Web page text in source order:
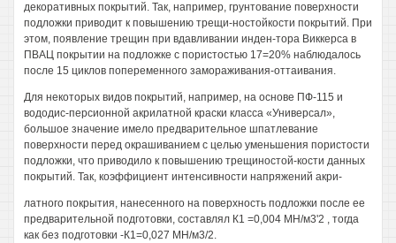
декоративных покрытий. Так, например, грунтование поверхности
подложки приводит к повышению трещи-ностойкости покрытий. При
этом, появление трещин при вдавливании инден-тора Виккерса в
ПВАЦ покрытии на подложке с пористостью 17=20% наблюдалось
после 15 циклов попеременного замораживания-оттаивания.
Для некоторых видов покрытий, например, на основе ПФ-115 и
вододис-персионной акрилатной краски класса «Универсал»,
большое значение имело предварительное шпатлевание
поверхности перед окрашиванием с целью уменьшения пористости
подложки, что приводило к повышению трещиностой-кости данных
покрытий. Так, коэффициент интенсивности напряжений акри-
латного покрытия, нанесенного на поверхность подложки после ее
предварительной подготовки, составлял К1 =0,004 МН/м3'2 , тогда
как без подготовки -К1=0,027 МН/м3/2.